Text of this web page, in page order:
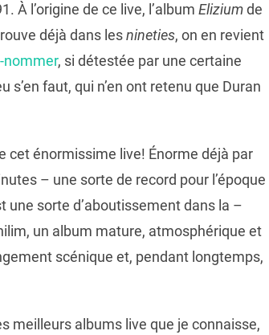
À l’origine de ce live, l’album Eliziumde
déjà dans lesnineties, on en revient
nommer, si détestée par une certaine
faut, qui n’en ont retenu que Duran
cet énormissime live! Énorme déjà par
– une sorte de record pour l’époque
une sorte d’aboutissement dans la –
un album mature, atmosphérique et
scénique et, pendant longtemps,
meilleurs albums live que je connaisse,